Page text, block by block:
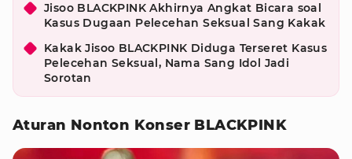
Jisoo BLACKPINK Akhirnya Angkat Bicara soal
Kasus Dugaan Pelecehan Seksual Sang Kakak
Kakak Jisoo BLACKPINK Diduga Terseret Kasus
Pelecehan Seksual, Nama Sang Idol Jadi
Sorotan
Aturan Nonton Konser BLACKPINK